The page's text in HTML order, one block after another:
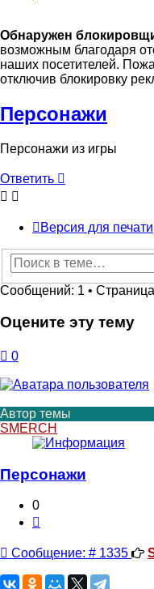
Обнаружен
возможным благодаря
наших посетителей.
отключив блокировку
Персонажи
Персонажи из игры
Ответить
Версия для печати
Сообщений: 1 • Страница
Оцените эту тему
0
Автор темы
SMERCH
Персонажи
0
Сообщение: # 1335